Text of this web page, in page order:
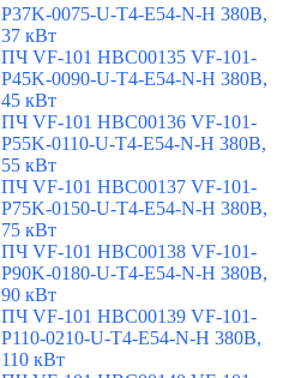
P37K-0075-U-T4-E54-N-H 380В,
37 кВт
ПЧ VF-101 HBC00135 VF-101-
P45K-0090-U-T4-E54-N-H 380В,
45 кВт
ПЧ VF-101 HBC00136 VF-101-
P55K-0110-U-T4-E54-N-H 380В,
55 кВт
ПЧ VF-101 HBC00137 VF-101-
P75K-0150-U-T4-E54-N-H 380В,
75 кВт
ПЧ VF-101 HBC00138 VF-101-
P90K-0180-U-T4-E54-N-H 380В,
90 кВт
ПЧ VF-101 HBC00139 VF-101-
P110-0210-U-T4-E54-N-H 380В,
110 кВт